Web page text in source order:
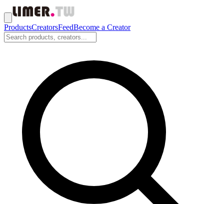
ProductsCreatorsFeedBecome a Creator